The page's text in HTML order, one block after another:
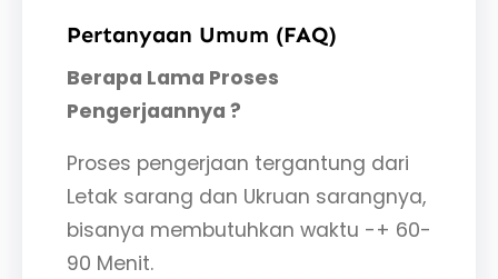
Pertanyaan Umum (FAQ)
Berapa Lama Proses
Pengerjaannya ?
Proses pengerjaan tergantung dari
Letak sarang dan Ukruan sarangnya,
bisanya membutuhkan waktu -+ 60-
90 Menit.